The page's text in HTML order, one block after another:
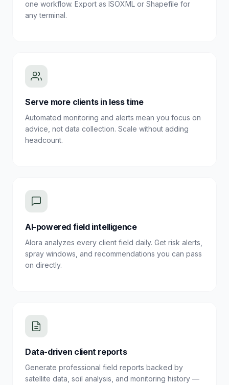
one workflow. Export as ISOXML or Shapefile for
any terminal.
Serve more clients in less time
Automated monitoring and alerts mean you focus on
advice, not data collection. Scale without adding
headcount.
AI-powered field intelligence
Alora analyzes every client field daily. Get risk alerts,
spray windows, and recommendations you can pass
on directly.
Data-driven client reports
Generate professional field reports backed by
satellite data, soil analysis, and monitoring history —